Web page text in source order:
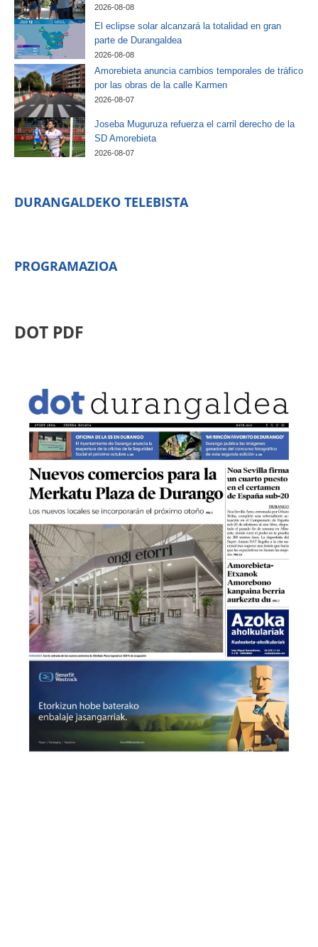
2026-08-08
El eclipse solar alcanzará la totalidad en gran
parte de Durangaldea
2026-08-08
Amorebieta anuncia cambios temporales de tráfico
por las obras de la calle Karmen
2026-08-07
Joseba Muguruza refuerza el carril derecho de la
SD Amorebieta
2026-08-07
DURANGALDEKO TELEBISTA
PROGRAMAZIOA
DOT PDF